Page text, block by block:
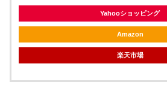
Yahooショッピング
Amazon
楽天市場